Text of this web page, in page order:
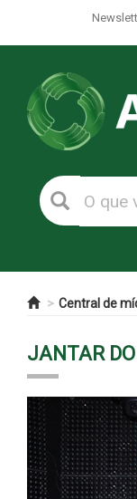
Central de
JANTAR